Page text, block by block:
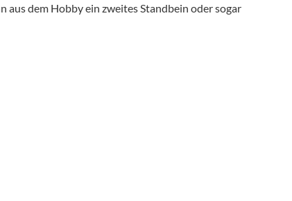
aus dem Hobby ein zweites Standbein oder sogar